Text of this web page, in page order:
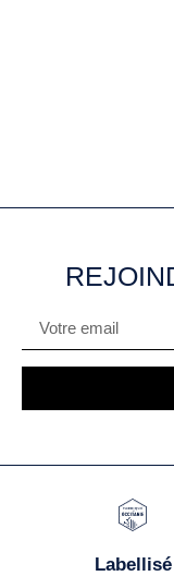
Labellisé